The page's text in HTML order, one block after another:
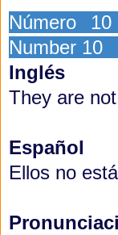
Number
Inglés
They are
Español
Ellos no